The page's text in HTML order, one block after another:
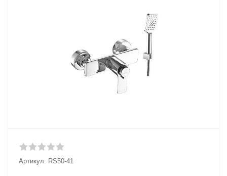
Артикул: RS50-41